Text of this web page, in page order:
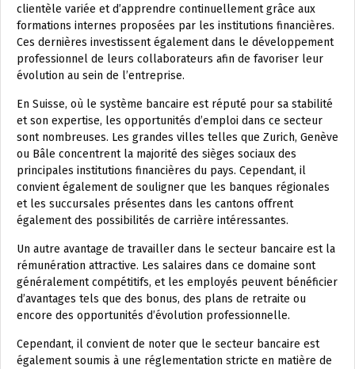
clientèle variée et d’apprendre continuellement grâce aux
formations internes proposées par les institutions financières.
Ces dernières investissent également dans le développement
professionnel de leurs collaborateurs afin de favoriser leur
évolution au sein de l’entreprise.
En Suisse, où le système bancaire est réputé pour sa stabilité
et son expertise, les opportunités d’emploi dans ce secteur
sont nombreuses. Les grandes villes telles que Zurich, Genève
ou Bâle concentrent la majorité des sièges sociaux des
principales institutions financières du pays. Cependant, il
convient également de souligner que les banques régionales
et les succursales présentes dans les cantons offrent
également des possibilités de carrière intéressantes.
Un autre avantage de travailler dans le secteur bancaire est la
rémunération attractive. Les salaires dans ce domaine sont
généralement compétitifs, et les employés peuvent bénéficier
d’avantages tels que des bonus, des plans de retraite ou
encore des opportunités d’évolution professionnelle.
Cependant, il convient de noter que le secteur bancaire est
également soumis à une réglementation stricte en matière de